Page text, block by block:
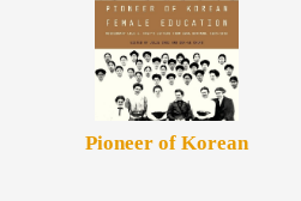
Pioneer of Korean